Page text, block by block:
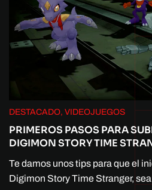
DESTACADO, VIDEOJUEGOS
PRIMEROS PASOS PARA
DIGIMON STORY TIME
Te damos unos tips para que el
Digimon Story Time Stranger,